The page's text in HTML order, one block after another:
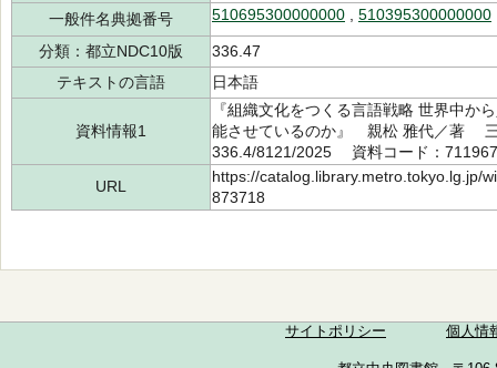
一般件名典拠番号
510695300000000 510395300000000
分類：都立NDC10版
336.47
テキストの言語
日本語
資料情報1
『組織文化をつくる言語戦略 世界中か
能させているのか』 親松 雅代／著
336.4/8121/2025 資料コード：
URL
https://catalog.library.metro.tokyo.lg.jp/
873718
サイトポリシー 個人情